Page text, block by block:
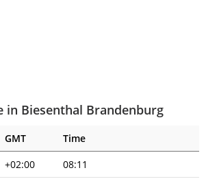
in Biesenthal Brandenburg
GMT
Time
+02:00 08:11